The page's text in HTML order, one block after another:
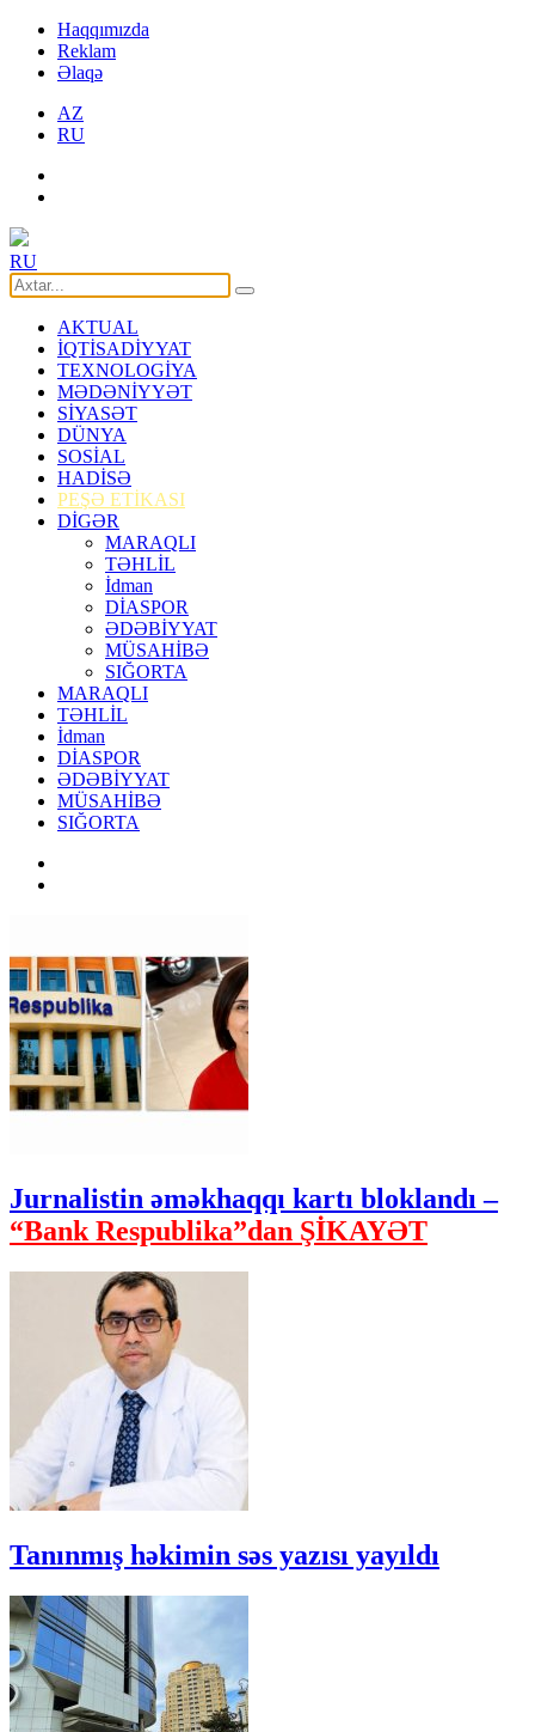
Haqqımızda
Reklam
Əlaqə
AZ
RU
RU
AKTUAL
İQTİSADİYYAT
TEXNOLOGİYA
MƏDƏNİYYƏT
SİYASƏT
DÜNYA
SOSİAL
HADİSƏ
PEŞƏ ETİKASI
DİGƏR
MARAQLI
TƏHLİL
İdman
DİASPOR
ƏDƏBİYYAT
MÜSAHİBƏ
SIĞORTA
MARAQLI
TƏHLİL
İdman
DİASPOR
ƏDƏBİYYAT
MÜSAHİBƏ
SIĞORTA
Jurnalistin əməkhaqqı kartı bloklandı –
“Bank Respublika”dan ŞİKAYƏT
Tanınmış həkimin səs yazısı yayıldı